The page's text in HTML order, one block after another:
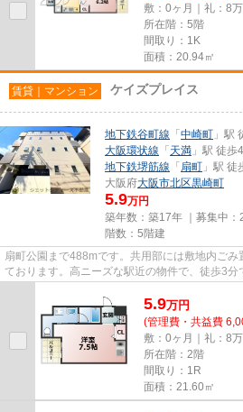
敷：0ヶ月｜礼：8
所在階：5階
間取り：1K
面積：20.94㎡
賃貸｜マンション ケイズプレイス
地下鉄谷町線 「 中崎町 」駅
大阪環状線 「 天満 」駅 徒歩
地下鉄堺筋線 「 扇町 」駅 徒
大阪府大阪市北区黒崎町
5.9万円
築年数：築17年 ｜募集中：
階数：5階建
扇町公園まで488mです。共用部には敷地内ごみ
ております。高ニーズな駅近の物件で、徒歩3
5.9万円
(管理費・共益費
敷：0ヶ月｜礼：8
所在階：2階
間取り：1R
面積：21.60㎡